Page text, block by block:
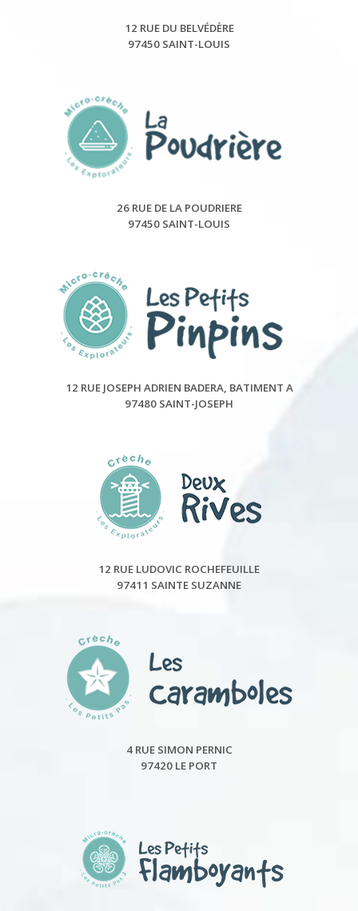
12 RUE DU BELVÉDÈRE
97450 SAINT-LOUIS
26 RUE DE LA POUDRIERE
97450 SAINT-LOUIS
12 RUE JOSEPH ADRIEN BADERA, BATIMENT A
97480 SAINT-JOSEPH
12 RUE LUDOVIC ROCHEFEUILLE
97411 SAINTE SUZANNE
4 RUE SIMON PERNIC
97420 LE PORT